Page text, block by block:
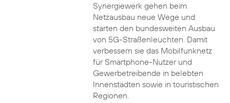
Synergiewerk gehen beim
Netzausbau neue Wege und
starten den bundesweiten Ausbau
von 5G-Straßenleuchten. Damit
verbessern sie das Mobilfunknetz
für Smartphone-Nutzer und
Gewerbetreibende in belebten
Innenstädten sowie in touristischen
Regionen.